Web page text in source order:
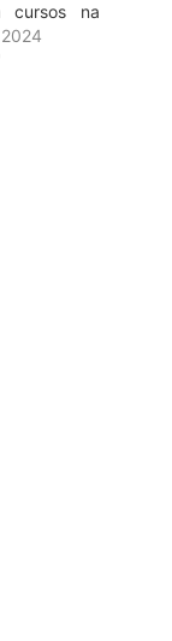
, no
cursos na
de